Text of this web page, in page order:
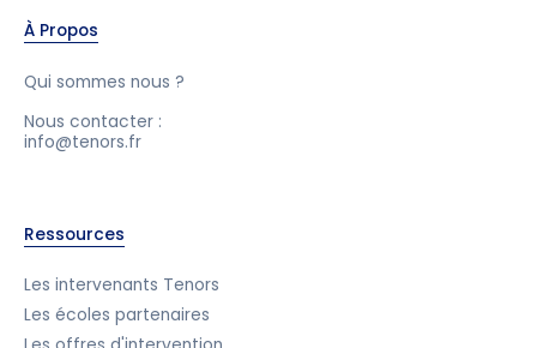
À Propos
Qui sommes nous ?
Nous contacter :
info@tenors.fr
Ressources
Les intervenants Tenors
Les écoles partenaires